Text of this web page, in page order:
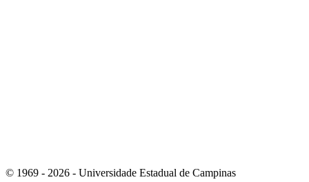
© 1969 - 2026 - Universidade Estadual de Campinas